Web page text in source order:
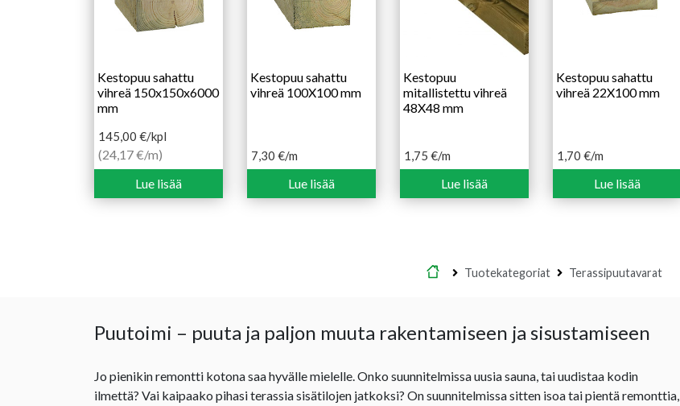
Kestopuu sahattu
vihreä 150x150x6000
mm
145,00 €/kpl
(24,17 €/m)
Lue lisää
Kestopuu sahattu
vihreä 100X100 mm
7,30 €/m
Lue lisää
Kestopuu
mitallistettu vihreä
48X48 mm
1,75 €/m
Lue lisää
Kestopuu sahattu
vihreä 22X100 mm
1,70 €/m
Lue lisää
Etusivu
Tuotekategoriat Terassipuutavarat
Puutoimi – puuta ja paljon muuta rakentamiseen ja sisustamiseen
Jo pienikin remontti kotona saa hyvälle mielelle. Onko suunnitelmissa uusia sauna, tai uudistaa kodin
ilmettä? Vai kaipaako pihasi terassia sisätilojen jatkoksi? On suunnitelmissa sitten isoa tai pientä remonttia,